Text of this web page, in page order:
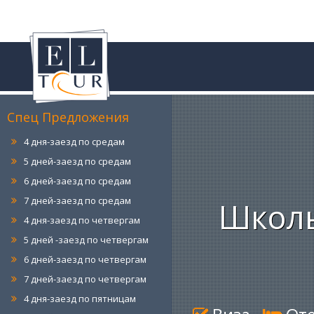
Спец Предложения
4 дня-заезд по вторникам
5 дней-заезд по вторникам
6 дней-заезд по вторникам
7 дней-заезд по вторникам
4 дня-заезд по средам
5 дней-заезд по средам
6 дней-заезд по средам
7 дней-заезд по средам
4 дня-заезд по четвергам
5 дней -заезд по четвергам
6 дней-заезд по четвергам
7 дней-заезд по четвергам
4 дня-заезд по пятницам
5 дней-заезд по пятницам